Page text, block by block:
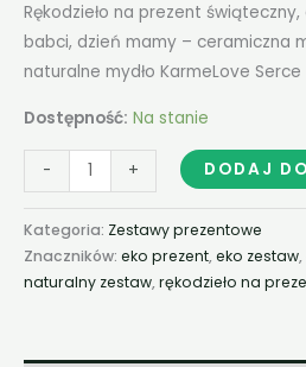
Rękodzieło na prezent
babci, dzień mamy – ceramiczna
naturalne mydło KarmeLove Serce
Dostępność: Na stanie
- + DODAJ
Kategoria: Zestawy prezentowe
Znaczników: eko prezent,eko zestaw,
naturalny zestaw,rękodzieło na